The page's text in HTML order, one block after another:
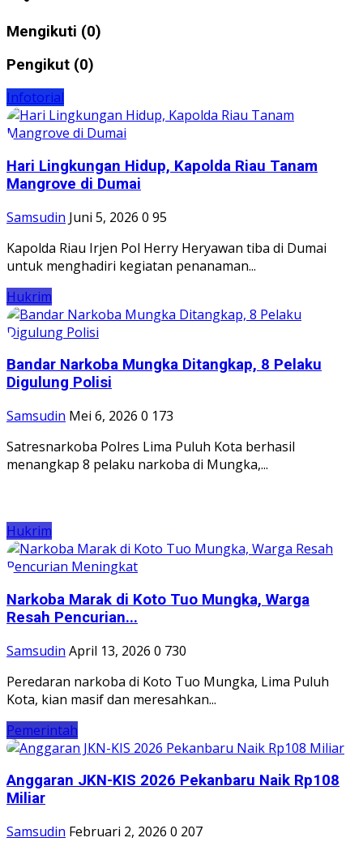
Mengikuti (0)
Pengikut (0)
Infotorial
Hari Lingkungan Hidup, Kapolda Riau Tanam
Mangrove di Dumai
Samsudin Juni 5, 2026 0 95
Kapolda Riau Irjen Pol Herry Heryawan tiba di Dumai
untuk menghadiri kegiatan penanaman...
Hukrim
Bandar Narkoba Mungka Ditangkap, 8 Pelaku
Digulung Polisi
Samsudin Mei 6, 2026 0 173
Satresnarkoba Polres Lima Puluh Kota berhasil
menangkap 8 pelaku narkoba di Mungka,...
Hukrim
Narkoba Marak di Koto Tuo Mungka, Warga
Resah Pencurian...
Samsudin April 13, 2026 0 730
Peredaran narkoba di Koto Tuo Mungka, Lima Puluh
Kota, kian masif dan meresahkan...
Pemerintah
Anggaran JKN-KIS 2026 Pekanbaru Naik Rp108
Miliar
Samsudin Februari 2, 2026 0 207